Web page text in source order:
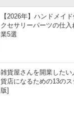
【2026年】ハンドメイ
クセサリーパーツの仕
業5選
雑貨屋さんを開業した
貨店になるための13の
版]